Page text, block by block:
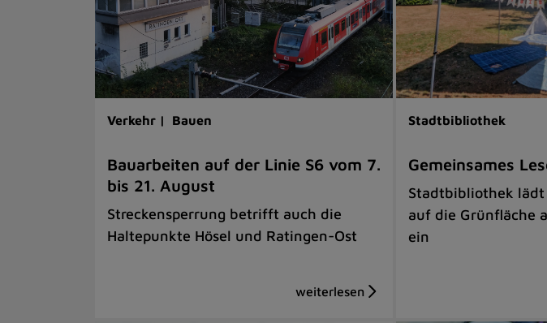
Verkehr | Bauen
Bauarbeiten auf der Linie S6 vom 7.
bis 21. August
Streckensperrung betrifft auch die
Haltepunkte Hösel und Ratingen-Ost
Stadtbibliothek
Gemeinsames
Stadtbibliothek lädt
auf die Grünfläche
ein